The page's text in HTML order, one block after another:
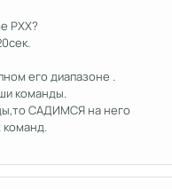
РХХ?
его диапазоне .
команды.
САДИМСЯ на него
команд.